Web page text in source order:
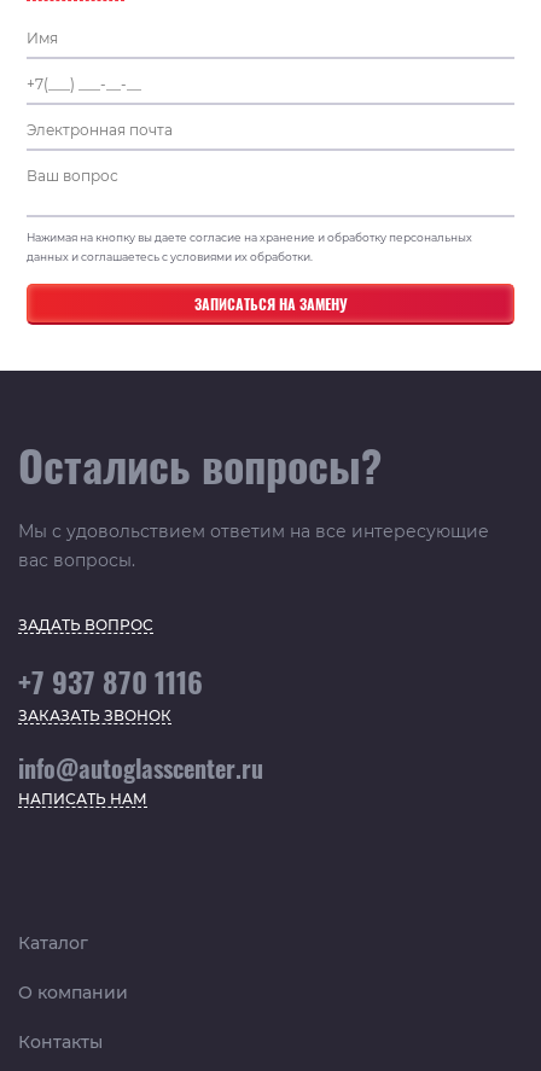
Нажимая на кнопку вы даете согласие на хранение и обработку персональных
данных и соглашаетесь с условиями их обработки.
Остались вопросы?
Мы с удовольствием ответим на все интересующие
вас вопросы.
ЗАДАТЬ ВОПРОС
+7 937 870 1116
ЗАКАЗАТЬ ЗВОНОК
info@autoglasscenter.ru
НАПИСАТЬ НАМ
Каталог
О компании
Контакты